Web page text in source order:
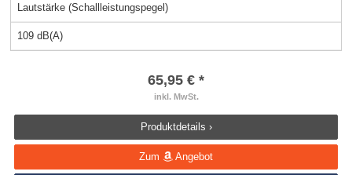
Lautstärke (Schallleistungspegel)
109 dB(A)
65,95 € *
inkl. MwSt.
Produktdetails ›
Zum Angebot